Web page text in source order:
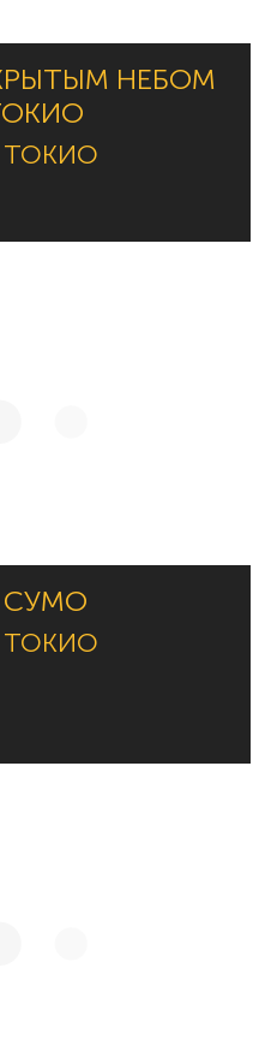
НЕБОМ
ТОКИО
СУМО
ТОКИО